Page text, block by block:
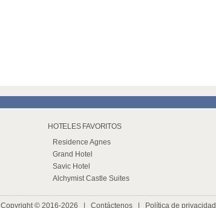
HOTELES FAVORITOS
Residence Agnes
Grand Hotel
Savic Hotel
Alchymist Castle Suites
Copyright © 2016-2026 | Contáctenos | Política de privacidad